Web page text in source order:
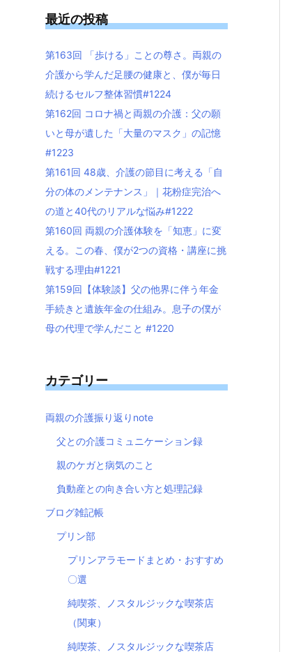
最近の投稿
第163回 「歩ける」ことの尊さ。両親の
介護から学んだ足腰の健康と、僕が毎日
続けるセルフ整体習慣#1224
第162回 コロナ禍と両親の介護：父の願
いと母が遺した「大量のマスク」の記憶
#1223
第161回 48歳、介護の節目に考える「自
分の体のメンテナンス」｜花粉症完治へ
の道と40代のリアルな悩み#1222
第160回 両親の介護体験を「知恵」に変
える。この春、僕が2つの資格・講座に挑
戦する理由#1221
第159回【体験談】父の他界に伴う年金
手続きと遺族年金の仕組み。息子の僕が
母の代理で学んだこと #1220
カテゴリー
両親の介護振り返りnote
父との介護コミュニケーション録
親のケガと病気のこと
負動産との向き合い方と処理記録
ブログ雑記帳
プリン部
プリンアラモードまとめ・おすすめ
〇選
純喫茶、ノスタルジックな喫茶店
（関東）
純喫茶、ノスタルジックな喫茶店